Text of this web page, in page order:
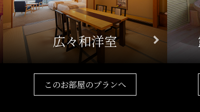
広々和洋室
このお部屋のプランへ